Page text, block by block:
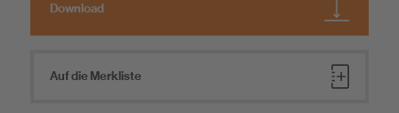
Download
Auf die Merkliste